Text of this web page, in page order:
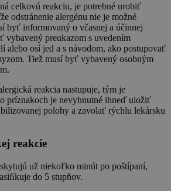
celkovú reakciu, je potrebné urobiť
odstránenie alergénu nie je možné
byť informovaný o včasnej a účinnej
vybavený preukazom s uvedením
alebo osí jed a s návodom, ako postupovať
Tiež musí byť vybavený osobným
reakcia nastupuje, tým je
príznakoch je nevyhnutné ihneď uložiť
polohy a zavolať rýchlu lekársku
reakcie
už niekoľko minút po poštípaní,
do 5 stupňov.